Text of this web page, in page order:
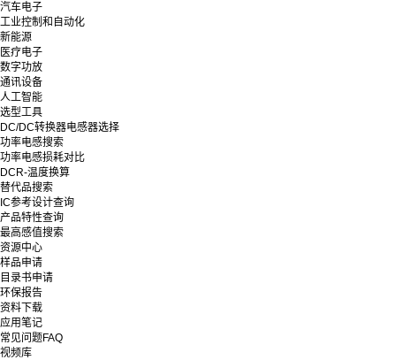
汽车电子
工业控制和自动化
新能源
医疗电子
数字功放
通讯设备
人工智能
选型工具
DC/DC转换器电感器选择
功率电感搜索
功率电感损耗对比
DCR-温度换算
替代品搜索
IC参考设计查询
产品特性查询
最高感值搜索
资源中心
样品申请
目录书申请
环保报告
资料下载
应用笔记
常见问题FAQ
视频库